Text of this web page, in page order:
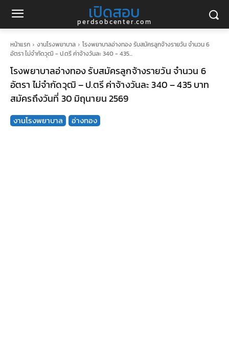
เปิดสอบ
perdsobcenter.com
หน้าแรก งานโรงพยาบาล
โรงพยาบาลอ่างทอง รับสมัครลูกจ้างรายวัน จำนวน 6
อัตรา ไม่จำกัดวุฒิ - ป.ตรี ค่าจ้างวันละ 340 - 435...
โรงพยาบาลอ่างทอง รับสมัครลูกจ้างรายวัน จำนวน 6
อัตรา ไม่จำกัดวุฒิ – ป.ตรี ค่าจ้างวันละ 340 – 435 บาท
สมัครถึงวันที่ 30 มิถุนายน 2569
งานโรงพยาบาล อ่างทอง